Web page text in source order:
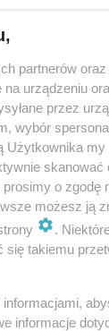
nie
powinny
partnerów
urządzeniu
przez
wybór
Użytkownika
o zgodę
możesz ją
.
takiemu
informacje